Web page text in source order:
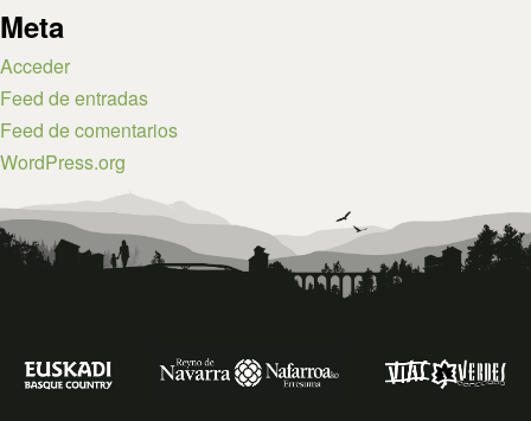
Meta
Acceder
Feed de entradas
Feed de comentarios
WordPress.org